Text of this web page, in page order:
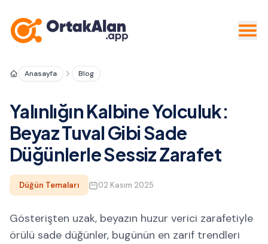
Anasayfa Blog
Yalınlığın Kalbine Yolculuk:
Beyaz Tuval Gibi Sade
Düğünlerle Sessiz Zarafet
Düğün Temaları 02 Kasım 2025
Gösterişten uzak, beyazın huzur verici zarafetiyle
örülü sade düğünler, bugünün en zarif trendleri